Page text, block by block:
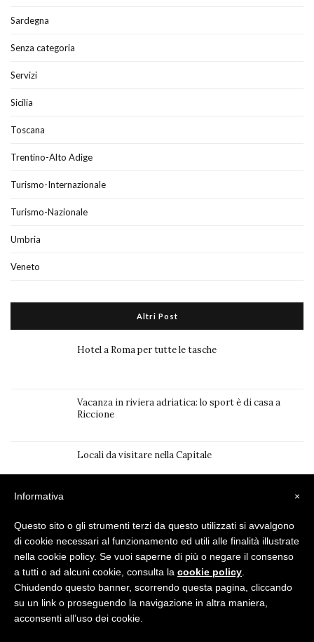
Sardegna
Senza categoria
Servizi
Sicilia
Toscana
Trentino-Alto Adige
Turismo-Internazionale
Turismo-Nazionale
Umbria
Veneto
Altri Post
Hotel a Roma per tutte le tasche
Vacanza in riviera adriatica: lo sport è di casa a
Riccione
Locali da visitare nella Capitale
Privacy Policy|Cookie Policy
×
Informativa
Questo sito o gli strumenti terzi da questo utilizzati si avvalgono
di cookie necessari al funzionamento ed utili alle finalità illustrate
nella cookie policy. Se vuoi saperne di più o negare il consenso
a tutti o ad alcuni cookie, consulta la cookie policy
Chiudendo questo banner, scorrendo questa pagina, cliccando
su un link o proseguendo la navigazione in altra maniera,
acconsenti all’uso dei cookie.